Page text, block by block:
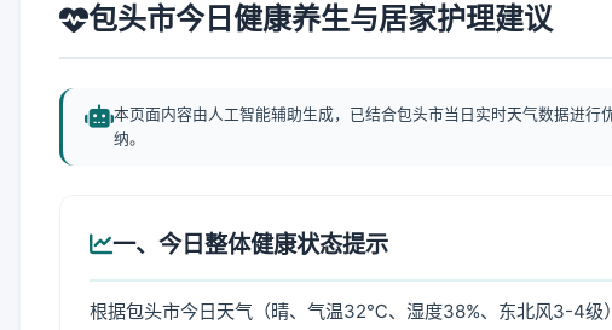
包头市今日健康养生与居家护理建议
本页面内容由人工智能辅助生成，已结合包头市当日实时天气数据进
纳。
一、今日整体健康状态提示
根据包头市今日天气（晴、气温32℃、湿度38%、东北风3-4级